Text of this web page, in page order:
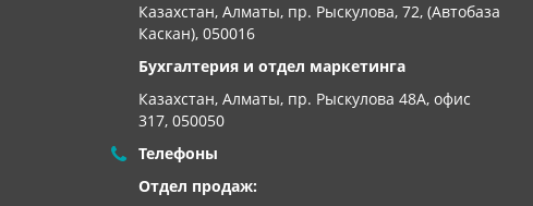
Казахстан, Алматы, пр. Рыскулова, 72, (Автобаза
Каскан), 050016
Бухгалтерия и отдел маркетинга
Казахстан, Алматы, пр. Рыскулова 48А, офис
317, 050050
Телефоны
Отдел продаж: